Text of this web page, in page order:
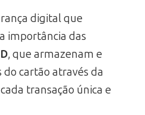
digital que
importância das
, que armazenam e
cartão através da
transação única e